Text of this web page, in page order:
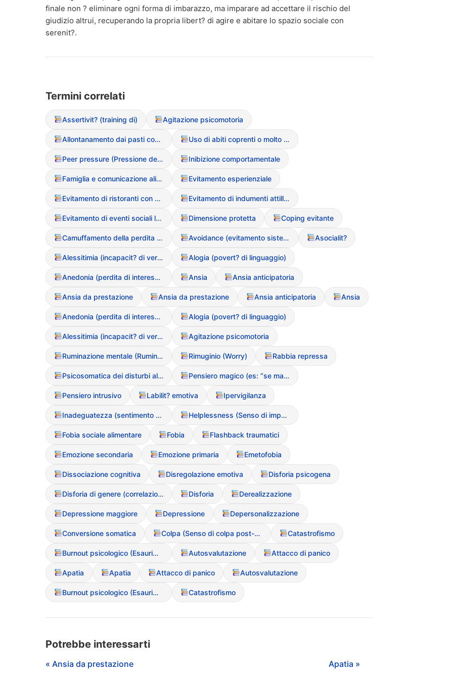
finale non ? eliminare ogni forma di imbarazzo, ma imparare ad accettare il rischio del
giudizio altrui, recuperando la propria libert? di agire e abitare lo spazio sociale con
serenit?.
Termini correlati
Assertivit? (training di) Agitazione psicomotoria
Allontanamento dai pasti conviviali Uso di abiti coprenti o molto larghi
Peer pressure (Pressione dei pari) Inibizione comportamentale
Famiglia e comunicazione alimentare Evitamento esperienziale
Evitamento di ristoranti con menu sconosciuti Evitamento di indumenti attillati
Evitamento di eventi sociali legati al cibo Dimensione protetta Coping evitante
Camuffamento della perdita di peso Avoidance (evitamento sistematico del cibo) Asocialit?
Alessitimia (incapacit? di verbalizzare le emozioni) Alogia (povert? di linguaggio)
Anedonia (perdita di interesse/piacere) Ansia Ansia anticipatoria
Ansia da prestazione Ansia da prestazione Ansia anticipatoria Ansia
Anedonia (perdita di interesse/piacere) Alogia (povert? di linguaggio)
Alessitimia (incapacit? di verbalizzare le emozioni) Agitazione psicomotoria
Ruminazione mentale (Rumination) Rimuginio (Worry) Rabbia repressa
Psicosomatica dei disturbi alimentari Pensiero magico (es: “se mangio questo, succeder? una catastrofe”)
Pensiero intrusivo Labilit? emotiva Ipervigilanza
Inadeguatezza (sentimento di) Helplessness (Senso di impotenza appresa)
Fobia sociale alimentare Fobia Flashback traumatici
Emozione secondaria Emozione primaria Emetofobia
Dissociazione cognitiva Disregolazione emotiva Disforia psicogena
Disforia di genere (correlazione con DCA) Disforia Derealizzazione
Depressione maggiore Depressione Depersonalizzazione
Conversione somatica Colpa (Senso di colpa post-prandiale) Catastrofismo
Burnout psicologico (Esaurimento emotivo) Autosvalutazione Attacco di panico
Apatia Apatia Attacco di panico Autosvalutazione
Burnout psicologico (Esaurimento emotivo) Catastrofismo
Potrebbe interessarti
« Ansia da prestazione Apatia »